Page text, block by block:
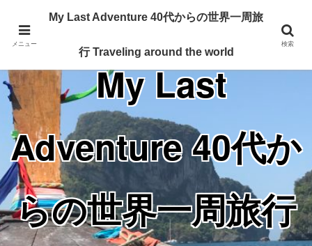
Traveling around the world from my 40's
My Last
Adventure 40代か
らの世界一周旅行
メニュー
My Last Adventure 40代からの世界一周旅
行 Traveling around the world
検索